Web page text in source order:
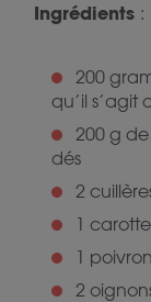
Ingrédients :
200
qu’il s’agit
200 g
dés
2
1
1
2